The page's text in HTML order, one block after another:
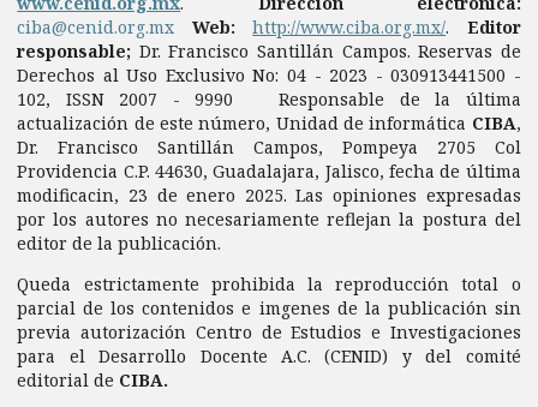
ciba@cenid.org.mx
Web: http://www.ciba.org.mx/. Editor
responsable; Dr. Francisco Santillán Campos. Reservas de
Derechos al Uso Exclusivo No: 04 - 2023 - 030913441500 -
102, ISSN 2007 - 9990 Responsable de la última
actualización de este número, Unidad de informática CIBA,
Dr. Francisco Santillán Campos, Pompeya 2705 Col
Providencia C.P. 44630, Guadalajara, Jalisco, fecha de última
modificacin, 23 de enero 2025. Las opiniones expresadas
por los autores no necesariamente reflejan la postura del
editor de la publicación.
Queda estrictamente prohibida la reproducción total o
parcial de los contenidos e imgenes de la publicación sin
previa autorización Centro de Estudios e Investigaciones
para el Desarrollo Docente A.C. (CENID) y del comité
editorial de CIBA.